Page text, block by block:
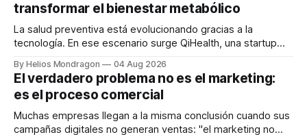
transformar el bienestar metabólico
La salud preventiva está evolucionando gracias a la
tecnología. En ese escenario surge QiHealth, una startup
dispositivos inteligentes, inteligencia artificial y monitoreo
en tiempo real para ayudar a las personas a tomar mejores
decisiones sobre su salud metabólica. Su propuesta busca
responder
By Helios Mondragon 04 Aug 2026
El verdadero problema no es el marketing:
es el proceso comercial
Muchas empresas llegan a la misma conclusión cuando sus
campañas digitales no generan ventas: "el marketing no